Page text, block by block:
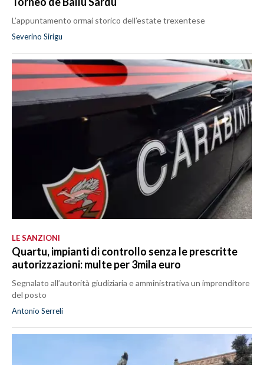
L’appuntamento ormai storico dell’estate trexentese
Severino Sirigu
LE SANZIONI
Quartu, impianti di controllo senza le prescritte
autorizzazioni: multe per 3mila euro
Segnalato all’autorità giudiziaria e amministrativa un imprenditore
del posto
Antonio Serreli